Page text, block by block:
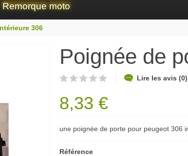
Remorque moto
306
Poignée de
Lire les avis (0)
8,33 €
une poignée de porte pour peugeot 306
Référence